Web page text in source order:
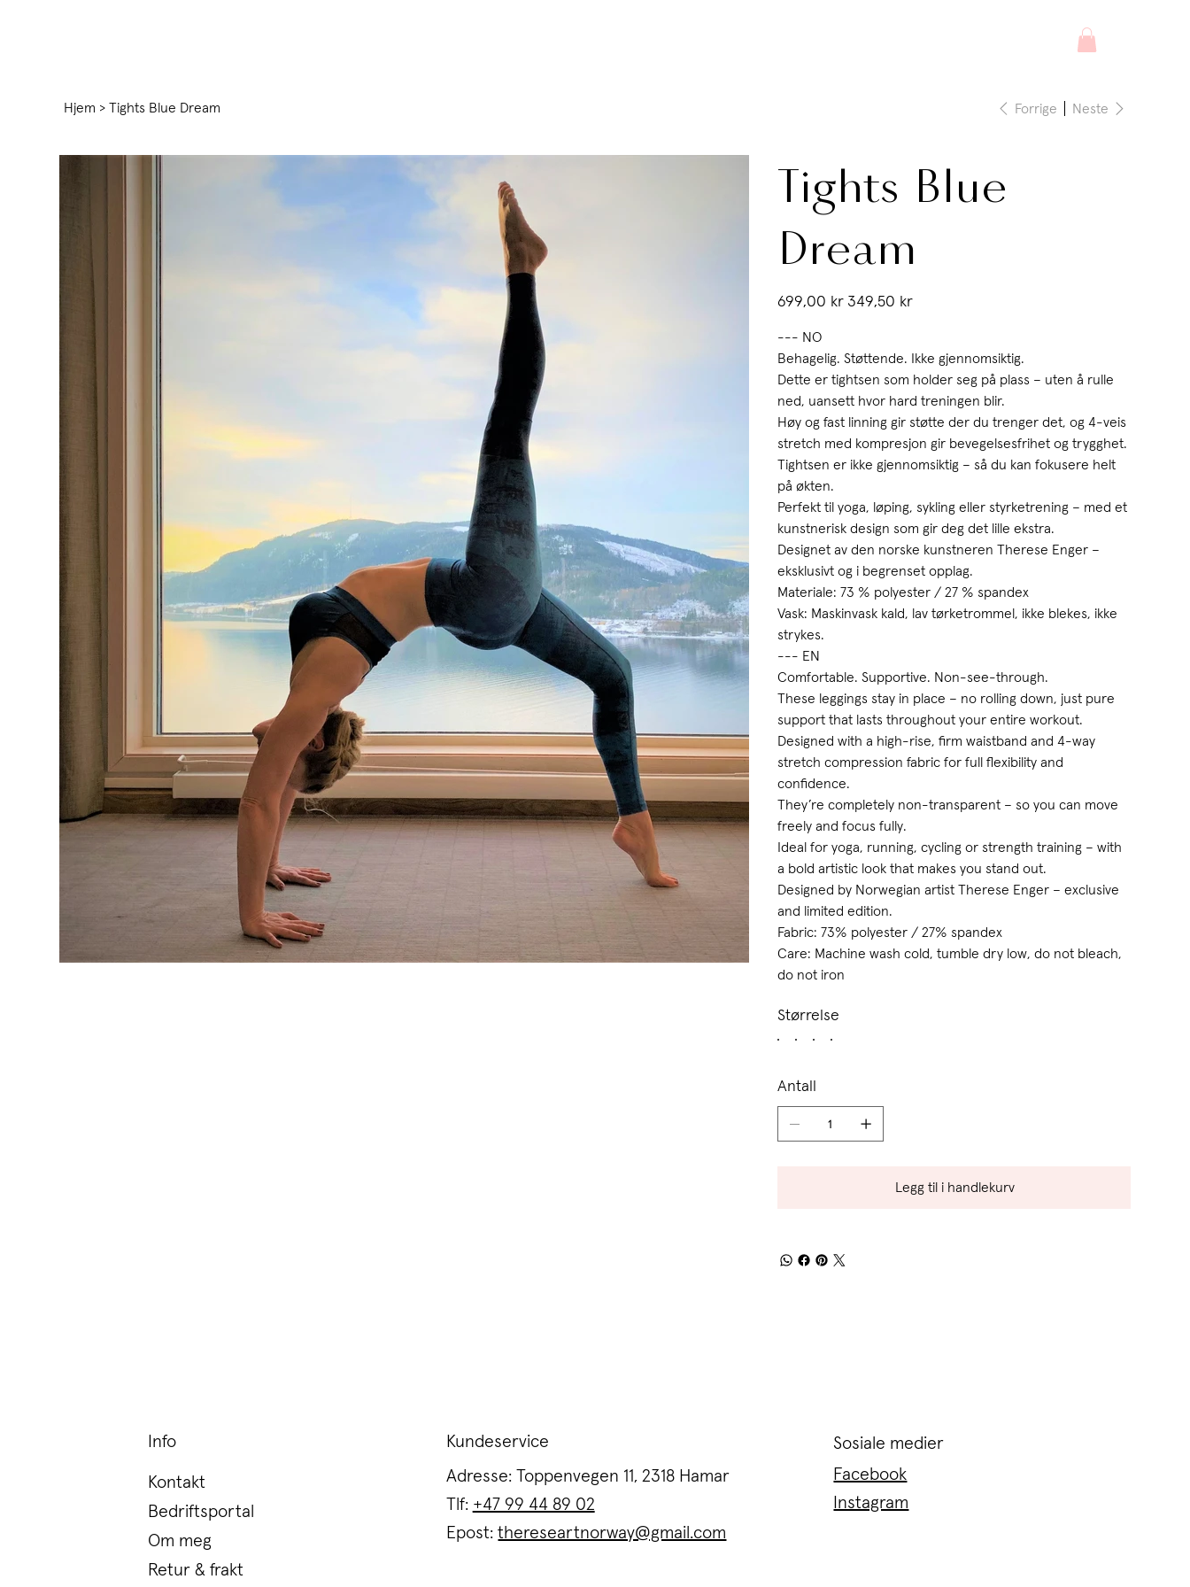
Hjem > Tights Blue Dream Forrige Neste
Tights Blue
Dream
699,00 kr 349,50 kr
--- NO
Behagelig. Støttende. Ikke gjennomsiktig.
Dette er tightsen som holder seg på plass – uten å rulle
ned, uansett hvor hard treningen blir.
Høy og fast linning gir støtte der du trenger det, og 4-veis
stretch med kompresjon gir bevegelsesfrihet og trygghet.
Tightsen er ikke gjennomsiktig – så du kan fokusere helt
på økten.
Perfekt til yoga, løping, sykling eller styrketrening – med et
kunstnerisk design som gir deg det lille ekstra.
Designet av den norske kunstneren Therese Enger –
eksklusivt og i begrenset opplag.
Materiale: 73 % polyester / 27 % spandex
Vask: Maskinvask kald, lav tørketrommel, ikke blekes, ikke
strykes.
--- EN
Comfortable. Supportive. Non-see-through.
These leggings stay in place – no rolling down, just pure
support that lasts throughout your entire workout.
Designed with a high-rise, firm waistband and 4-way
stretch compression fabric for full flexibility and
confidence.
They’re completely non-transparent – so you can move
freely and focus fully.
Ideal for yoga, running, cycling or strength training – with
a bold artistic look that makes you stand out.
Designed by Norwegian artist Therese Enger – exclusive
and limited edition.
Fabric: 73% polyester / 27% spandex
Care: Machine wash cold, tumble dry low, do not bleach,
do not iron
Størrelse
Antall
Legg til i handlekurv
Info
Kontakt
Bedriftsportal
Om meg
Retur & frakt
Kundeservice
Adresse: Toppenvegen 11, 2318 Hamar
Tlf: +47 99 44 89 02
Epost:thereseartnorway@gmail.com
Sosiale medier
Facebook
Instagram